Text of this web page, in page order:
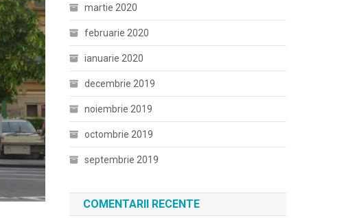
martie 2020
februarie 2020
ianuarie 2020
decembrie 2019
noiembrie 2019
octombrie 2019
septembrie 2019
COMENTARII RECENTE